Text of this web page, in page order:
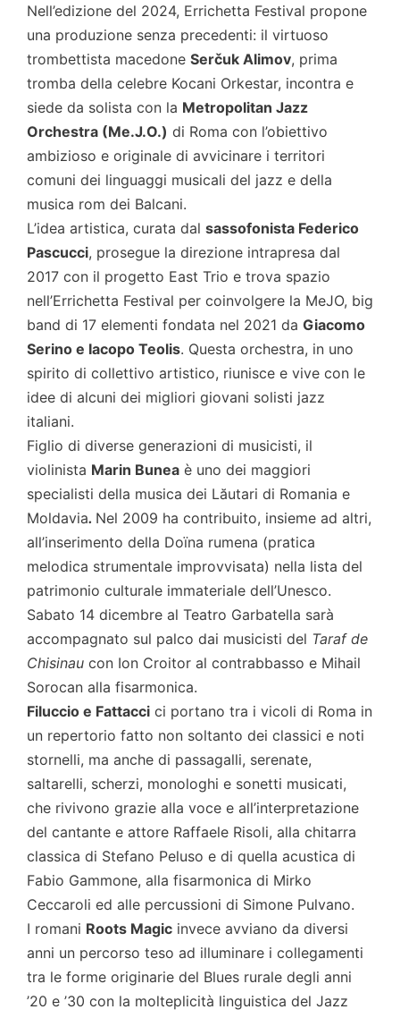
Nell’edizione del 2024, Errichetta Festival propone
una produzione senza precedenti: il virtuoso
trombettista macedone Serčuk Alimov, prima
tromba della celebre Kocani Orkestar, incontra e
siede da solista con la Metropolitan Jazz
Orchestra (Me.J.O.) di Roma con l’obiettivo
ambizioso e originale di avvicinare i territori
comuni dei linguaggi musicali del jazz e della
musica rom dei Balcani.
L’idea artistica, curata dal sassofonista Federico
Pascucci, prosegue la direzione intrapresa dal
2017 con il progetto East Trio e trova spazio
nell’Errichetta Festival per coinvolgere la MeJO, big
band di 17 elementi fondata nel 2021 da Giacomo
Serino e Iacopo Teolis. Questa orchestra, in uno
spirito di collettivo artistico, riunisce e vive con le
idee di alcuni dei migliori giovani solisti jazz
italiani.
Figlio di diverse generazioni di musicisti, il
violinista Marin Bunea è uno dei maggiori
specialisti della musica dei Lăutari di Romania e
Moldavia. Nel 2009 ha contribuito, insieme ad altri,
all’inserimento della Doïna rumena (pratica
melodica strumentale improvvisata) nella lista del
patrimonio culturale immateriale dell’Unesco.
Sabato 14 dicembre al Teatro Garbatella sarà
accompagnato sul palco dai musicisti del Taraf de
Chisinau con Ion Croitor al contrabbasso e Mihail
Sorocan alla fisarmonica.
Filuccio e Fattacci ci portano tra i vicoli di Roma in
un repertorio fatto non soltanto dei classici e noti
stornelli, ma anche di passagalli, serenate,
saltarelli, scherzi, monologhi e sonetti musicati,
che rivivono grazie alla voce e all’interpretazione
del cantante e attore Raffaele Risoli, alla chitarra
classica di Stefano Peluso e di quella acustica di
Fabio Gammone, alla fisarmonica di Mirko
Ceccaroli ed alle percussioni di Simone Pulvano.
I romani Roots Magic invece avviano da diversi
anni un percorso teso ad illuminare i collegamenti
tra le forme originarie del Blues rurale degli anni
’20 e ’30 con la molteplicità linguistica del Jazz